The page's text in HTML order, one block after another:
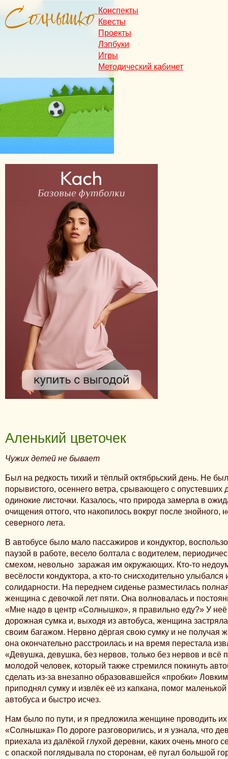
Конспекты
Квесты
Проекты
Лэпбуки
Игры
Методический кабинет
Аленький цветочек
Чужих детей не бывает
Был на редкость тихий и тёплый октябрьский день. Не
порывистого, осеннего ветра, срывающего с опустевших
одинокие листочки. Казалось, что природа замерла в
очищения оттого, что накопилось вокруг после знойного,
северного лета.
В автобусе было мало пассажиров и кондуктор,
паузой в работе, весело болтала с водителем,
смехом, невольно заражая им окружающих. Кто-то
весёлости кондуктора, а кто-то снисходительно улыбался
солидарности. На переднем сиденье разместилась
женщина с девочкой лет пяти. Она волновалась и
«Мне надо в центр «Солнышко», я правильно еду?» У
дорожная сумка и, выходя из автобуса, женщина
своим багажом. Нервно дёргая свою сумку и не получая
она окончательно расстроилась и на время перестала
«Девушка, девушка, без нервов, только без нервов и всё
молодой человек, который также стремился покинуть
сделать из-за внезапно образовавшейся «пробки»
приподнял сумку и извлёк её из капкана, помог
автобуса и быстро исчез.
Нам было по пути, и я предложила женщине проводить их
«Солнышка» По дороге разговорились, и я узнала, что
приехала из далёкой глухой деревни, каких очень много
с опаской поглядывала по сторонам, её пугал большой